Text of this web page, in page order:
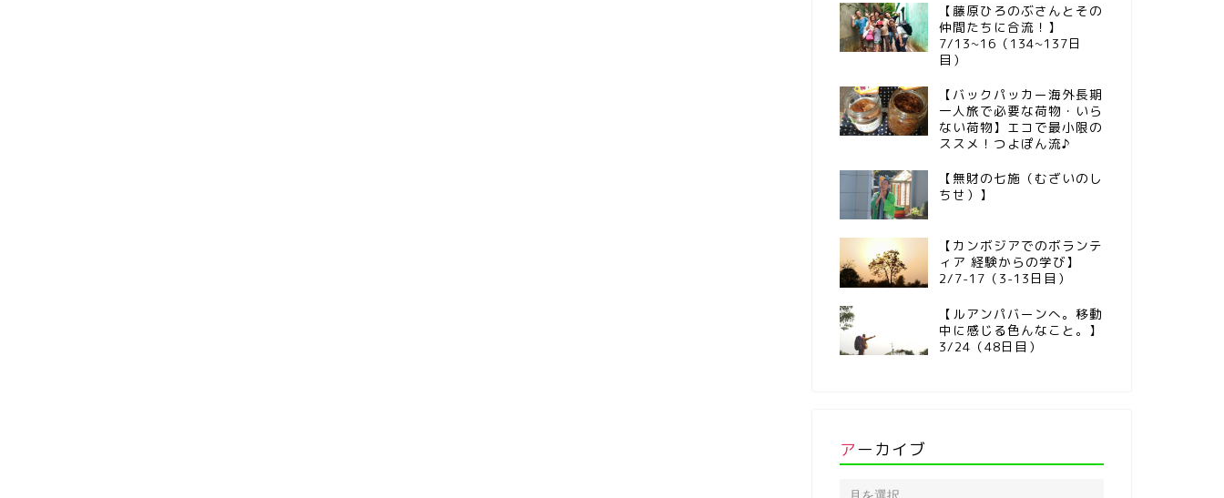
【藤原ひろのぶさんとその
仲間たちに合流！】
7/13~16（134~137日
目）
【バックパッカー海外長期
一人旅で必要な荷物・いら
ない荷物】エコで最小限の
ススメ！つよぽん流♪
【無財の七施（むざいのし
ちせ）】
【カンボジアでのボランテ
ィア 経験からの学び】
2/7-17（3-13日目）
【ルアンパバーンへ。移動
中に感じる色んなこと。】
3/24（48日目）
アーカイブ